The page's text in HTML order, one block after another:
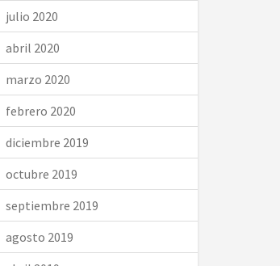
julio 2020
abril 2020
marzo 2020
febrero 2020
diciembre 2019
octubre 2019
septiembre 2019
agosto 2019